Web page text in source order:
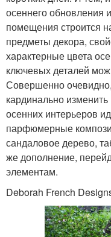
осеннего обновления
помещения строится
предметы декора,
характерные цвета
ключевых деталей
Совершенно
кардинально
осенних интерьеров
парфюмерные
сандаловое дерево,
же дополнение,
элементам.
Deborah French